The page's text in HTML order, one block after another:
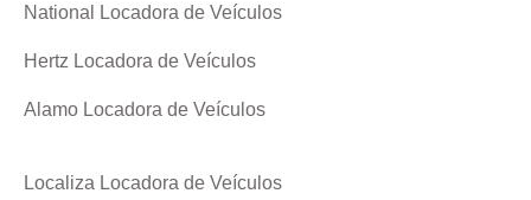
National Locadora de Veículos
Hertz Locadora de Veículos
Alamo Locadora de Veículos
Localiza Locadora de Veículos